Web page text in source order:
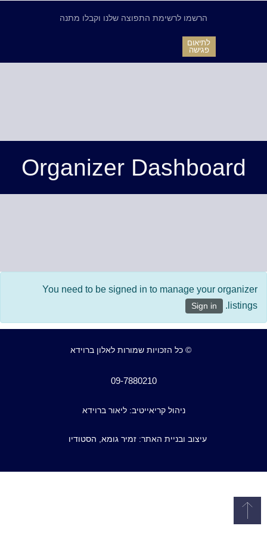
הרשמו לרשימת התפוצה שלנו וקבלו מתנה
לתיאום
פגישה
Organizer Dashboard
You need to be signed in to manage your organizer
listings.
Sign in
© כל הזכויות שמורות לאלון ברוידא
09-7880210
ניהול קריאייטיב: ליאור ברוידא
עיצוב ובניית האתר: זמיר גומא, הסטודיו